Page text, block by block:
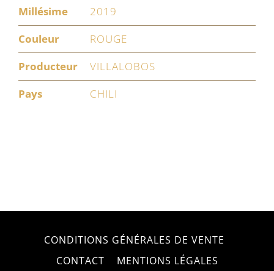
Millésime
2019
Couleur
ROUGE
Producteur
VILLALOBOS
Pays
CHILI
CONDITIONS GÉNÉRALES DE VENTE
CONTACT
MENTIONS LÉGALES